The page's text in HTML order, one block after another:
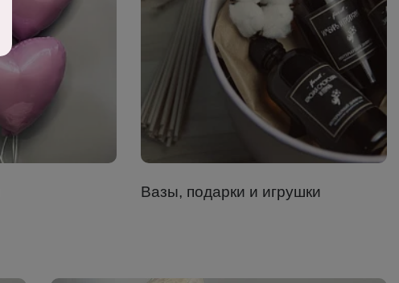
Вазы, подарки и игрушки